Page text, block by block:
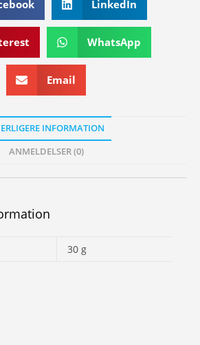
LinkedIn
WhatsApp
Email
INFORMATION
ANMELDELSER (0)
30 g